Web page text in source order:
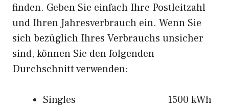
finden. Geben Sie einfach Ihre Postleitzahl
und Ihren Jahresverbrauch ein. Wenn Sie
sich bezüglich Ihres Verbrauchs unsicher
sind, können Sie den folgenden
Durchschnitt verwenden:
Singles 1500 kWh